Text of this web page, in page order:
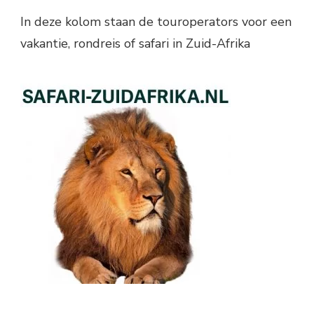
In deze kolom staan de touroperators voor een
vakantie, rondreis of safari in Zuid-Afrika